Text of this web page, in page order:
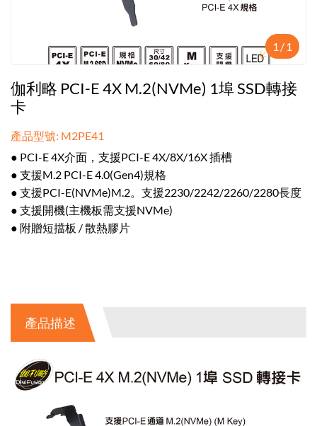
1 /1
伽利略 PCI-E 4X M.2(NVMe) 1埠 SSD轉接
卡
產品型號: M2PE41
● PCI-E 4X介面，支援PCI-E 4X/8X/16X 插槽
● 支援M.2 PCI-E 4.0(Gen4)規格
● 支援PCI-E(NVMe)M.2。支援2230/2242/2260/2280長度
● 支援開機(主機板需支援NVMe)
● 附贈短擋板 / 散熱膠片
產品描述